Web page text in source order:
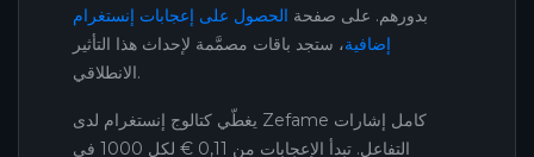
بدورهم. على صفحة الحصول على إعجابات إنستغرام
إضافية، ستجد باقات مصمَّمة لإحداث هذا التأثير
الانطلاقي.
يغطّي كتالوج إنستغرام لدى Zefame كامل إشارات
التفاعل. تبدأ الإعجابات من 0,11 € لكل 1000 في